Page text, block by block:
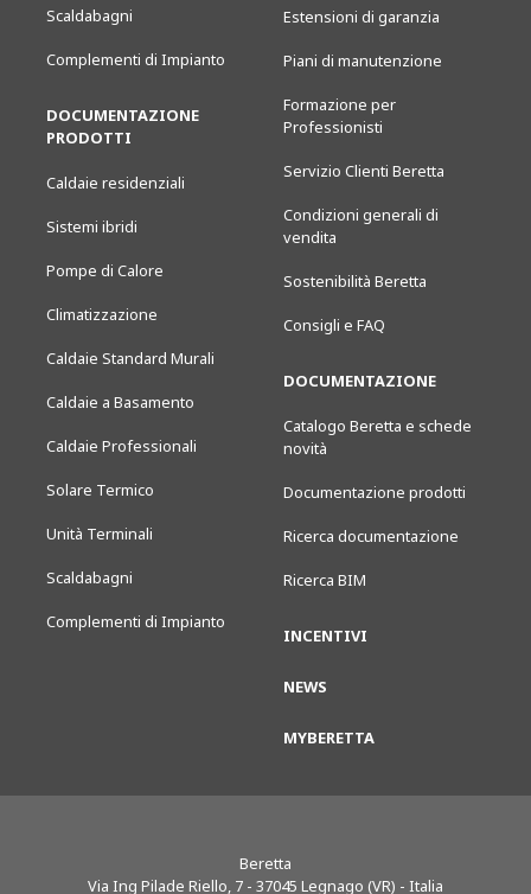
Scaldabagni
Complementi di Impianto
DOCUMENTAZIONE
PRODOTTI
Caldaie residenziali
Sistemi ibridi
Pompe di Calore
Climatizzazione
Caldaie Standard Murali
Caldaie a Basamento
Caldaie Professionali
Solare Termico
Unità Terminali
Scaldabagni
Complementi di Impianto
Estensioni di garanzia
Piani di manutenzione
Formazione per
Professionisti
Servizio Clienti Beretta
Condizioni generali di
vendita
Sostenibilità Beretta
Consigli e FAQ
DOCUMENTAZIONE
Catalogo Beretta e schede
novità
Documentazione prodotti
Ricerca documentazione
Ricerca BIM
INCENTIVI
NEWS
MYBERETTA
Beretta
Via Ing Pilade Riello, 7 - 37045 Legnago (VR) - Italia